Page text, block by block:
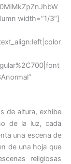
width=”1/3″]
de altura, exhibe
de la luz, cada
una escena de
de una hoja que
religiosas